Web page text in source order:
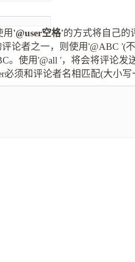
用'@user空格'的方式将自己的
论者之一，则使用'@ABC '(
。使用'@all '，将会将评论发
必须和评论者名相匹配(大小写